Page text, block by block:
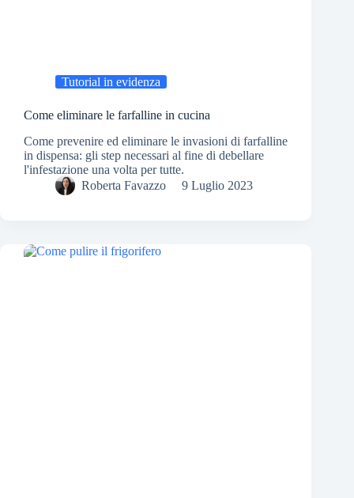
Tutorial in evidenza
Come eliminare le farfalline in cucina
Come prevenire ed eliminare le invasioni di farfalline
in dispensa: gli step necessari al fine di debellare
l'infestazione una volta per tutte.
Roberta Favazzo
9 Luglio 2023